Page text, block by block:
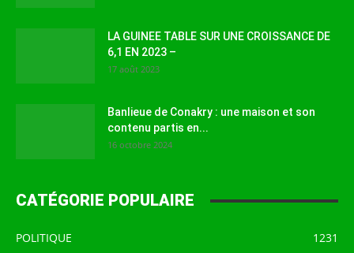
LA GUINEE TABLE SUR UNE CROISSANCE DE
6,1 EN 2023 –
17 août 2023
Banlieue de Conakry : une maison et son
contenu partis en...
16 octobre 2024
CATÉGORIE POPULAIRE
POLITIQUE
1231